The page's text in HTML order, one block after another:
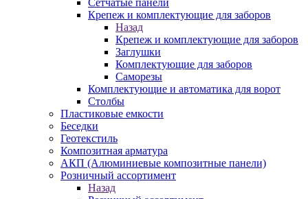
Сетчатые панели
Крепеж и комплектующие для заборов
Назад
Крепеж и комплектующие для заборов
Заглушки
Комплектующие для заборов
Саморезы
Комплектующие и автоматика для ворот
Столбы
Пластиковые емкости
Беседки
Геотекстиль
Композитная арматура
АКП (Алюминиевые композитные панели)
Розничный ассортимент
Назад